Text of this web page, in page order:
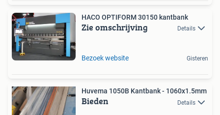
HACO OPTIFORM 30150 kantbank
Zie omschrijving Details
Bezoek website Gisteren
Huvema 1050B Kantbank - 1060x1.5mm
Bieden Details